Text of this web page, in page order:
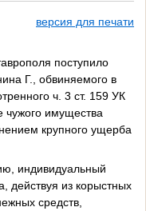
версия для печати
поступило
Г., обвиняемого в
ч. 3 ст. 159 УК
имущества
крупного ущерба
индивидуальный
действуя из корыстных
средств,